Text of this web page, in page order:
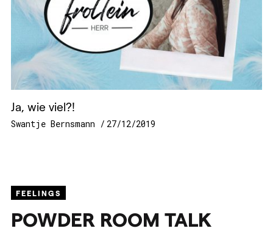
Ja, wie viel?!
Swantje Bernsmann 27/12/2019
FEELINGS
POWDER ROOM TALK